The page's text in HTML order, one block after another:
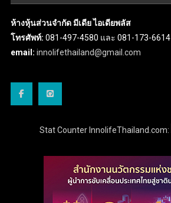
ห้างหุ้นส่วนจำกัด มีเดีย ไอเดียพลัส
โทรศัพท์: 081-497-4580 และ 081-173-6614
email: innolifethailand@gmail.com
Stat Counter InnolifeThailand.com: